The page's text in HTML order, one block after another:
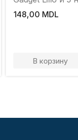
148,00 MDL
В корзину